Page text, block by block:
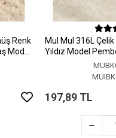
Renk
Model
MuI MuI 316L
Yıldız Model
197,89 TL